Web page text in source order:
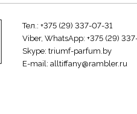
Тел.: +375 (29) 337-07-31
Viber, WhatsApp: +375 (29)
Skype: triumf-parfum.by
E-mail: alltiffany@rambler.ru